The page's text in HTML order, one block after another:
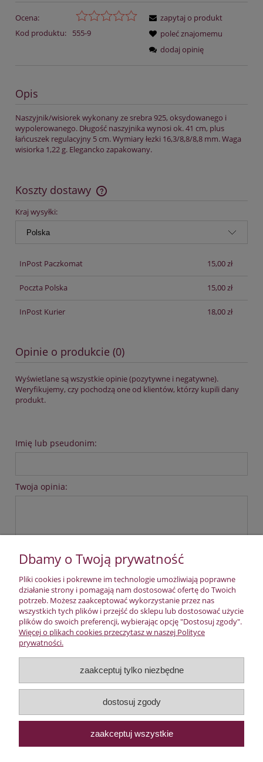
Ocena:
Kod produktu:
555-9
zapytaj o produkt
poleć znajomemu
dodaj opinię
Opis
Naszyjnik/wisiorek wykonany ze srebra 925, oksydowanego i
wypolerowanego. Długość naszyjnika wynosi ok. 41 cm, plus
łańcuszek regulacyjny 5 cm. Wymiary łezki 16,3/8,8/8,8 mm. Waga
wisiorka 1,22 g. Elegancko zapakowany.
Koszty dostawy
Cena nie zawiera ewentualnych kosztów płatności
Kraj wysyłki:
InPost Paczkomat 15,00 zł
Poczta Polska 15,00 zł
InPost Kurier 18,00 zł
Opinie o produkcie (0)
Wyświetlane są wszystkie opinie (pozytywne i negatywne).
Weryfikujemy, czy pochodzą one od klientów, którzy kupili dany
produkt.
Imię lub pseudonim:
Twoja opinia:
Płatności i dostawa
Pomoc
O nas
Informacje
Dbamy o Twoją prywatność
Pliki cookies i pokrewne im technologie umożliwiają poprawne
działanie strony i pomagają nam dostosować ofertę do Twoich
potrzeb. Możesz zaakceptować wykorzystanie przez nas
wszystkich tych plików i przejść do sklepu lub dostosować użycie
plików do swoich preferencji, wybierając opcję "Dostosuj zgody".
Więcej o plikach cookies przeczytasz w naszej Polityce
prywatności.
zaakceptuj tylko niezbędne
dostosuj zgody
zaakceptuj wszystkie